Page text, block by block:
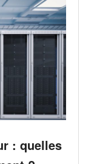
: quelles